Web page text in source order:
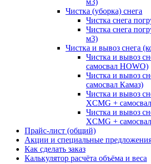
м3)
Чистка (уборка) снега
Чистка снега
Чистка снега
м3)
Чистка и вывоз снега
Чистка и вывоз
самосвал HOWO)
Чистка и вывоз
самосвал Камаз)
Чистка и вывоз
XCMG +
Чистка и вывоз
XCMG +
Прайс-лист (общий)
Акции и специальные
Как сделать заказ
Калькулятор расчёта объёма и веса